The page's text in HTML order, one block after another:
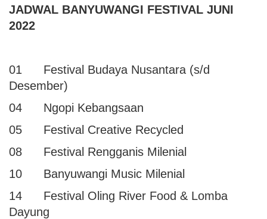
JADWAL BANYUWANGI FESTIVAL JUNI
2022
01 Festival Budaya Nusantara (s/d
Desember)
04 Ngopi Kebangsaan
05 Festival Creative Recycled
08 Festival Rengganis Milenial
10 Banyuwangi Music Milenial
14 Festival Oling River Food & Lomba
Dayung